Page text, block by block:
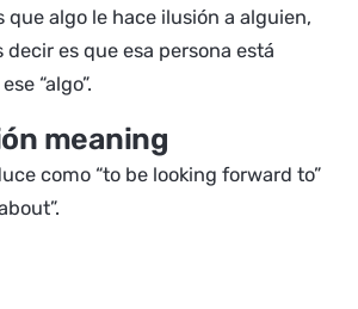
que algo le hace ilusión a alguien,
decir es que esa persona está
“algo”.
meaning
como “to be looking forward to”